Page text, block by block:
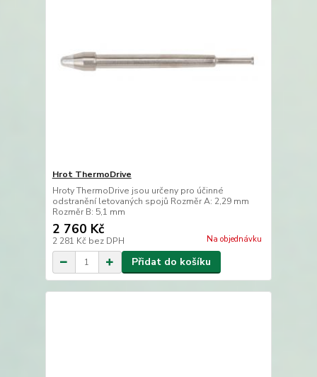
Hrot ThermoDrive
Hroty ThermoDrive jsou určeny pro účinné
odstranění letovaných spojů Rozměr A: 2,29 mm
Rozměr B: 5,1 mm
2 760 Kč
2 281 Kč bez DPH Na objednávku
Přidat do košíku